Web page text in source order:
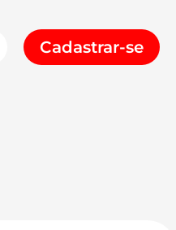
Cadastrar-se